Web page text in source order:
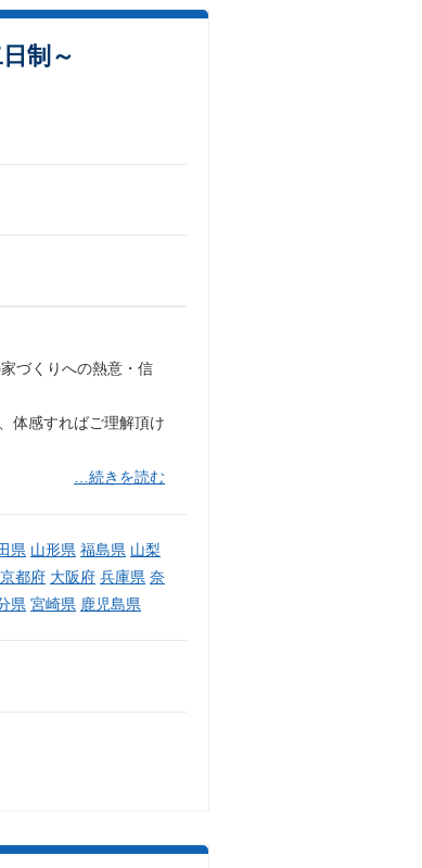
制～
づくりへの熱意・信
体感すればご理解頂け
…続きを読む
県 山形県 福島県 山梨
京都府 大阪府 兵庫県 奈
県 宮崎県 鹿児島県